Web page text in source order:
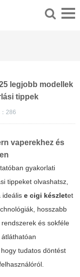
legjobb modellek
tippek
286
vaperekhez és
gyakorlati
tippeket olvashatsz,
ideális e cigi készletet
hosszabb
és sokféle
tudatos döntést